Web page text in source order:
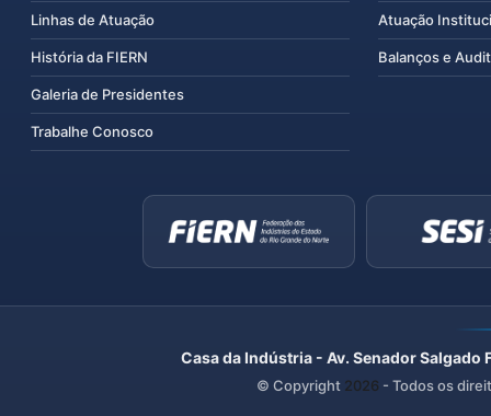
Linhas de Atuação
História da FIERN
Galeria de Presidentes
Trabalhe Conosco
Atuação
Balanços e
Casa da Indústria - Av. Senador
© Copyright 2026 - Todos os